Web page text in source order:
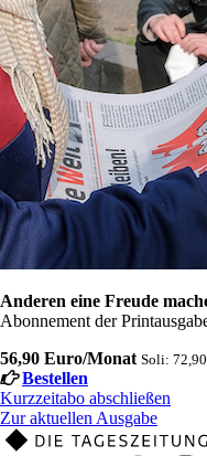
Anderen eine Freude
Abonnement der
56,90 Euro/Monat Soli:
Bestellen
Kurzzeitabo abschließen
Zur aktuellen Ausgabe